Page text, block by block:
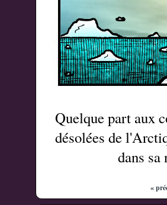
Quelque part aux
désolées de
dans
«